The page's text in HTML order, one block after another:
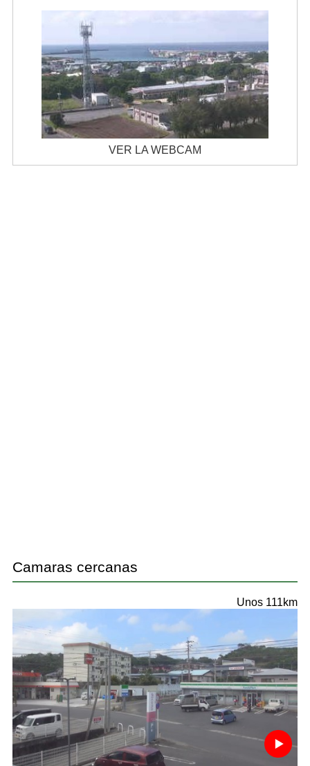
VER LA WEBCAM
Camaras cercanas
Unos 111km